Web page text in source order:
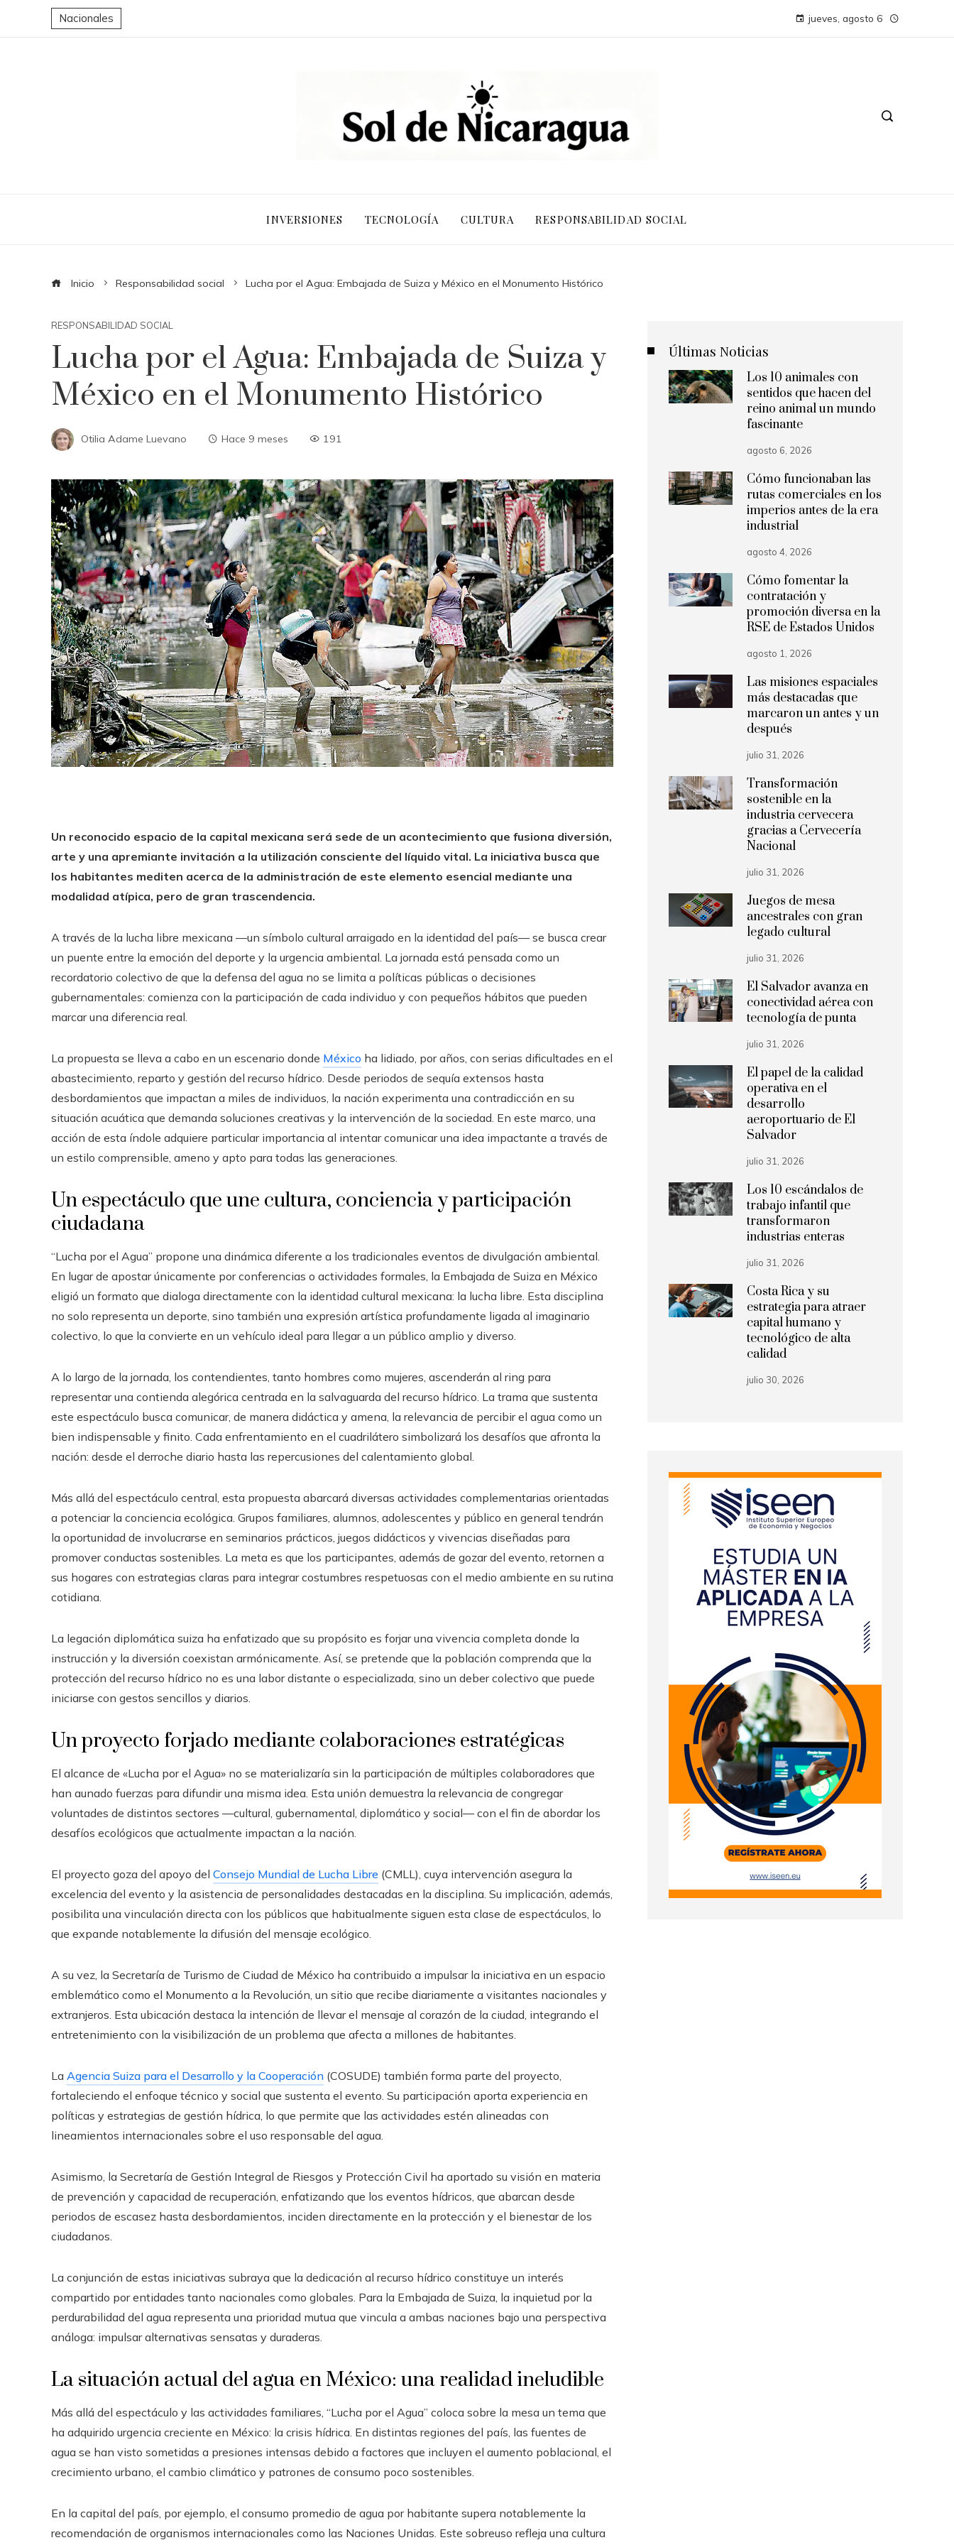
Nacionales jueves, agosto 6
INVERSIONES TECNOLOGÍA CULTURA RESPONSABILIDAD SOCIAL
Inicio Responsabilidad social Lucha por el Agua: Embajada de Suiza y México en el Monumento Histórico
RESPONSABILIDAD SOCIAL
Lucha por el Agua: Embajada de Suiza y
México en el Monumento Histórico
Otilia Adame Luevano Hace 9 meses 191
Un reconocido espacio de la capital mexicana será sede de un acontecimiento que fusiona diversión,
arte y una apremiante invitación a la utilización consciente del líquido vital. La iniciativa busca que
los habitantes mediten acerca de la administración de este elemento esencial mediante una
modalidad atípica, pero de gran trascendencia.
A través de la lucha libre mexicana —un símbolo cultural arraigado en la identidad del país— se busca crear
un puente entre la emoción del deporte y la urgencia ambiental. La jornada está pensada como un
recordatorio colectivo de que la defensa del agua no se limita a políticas públicas o decisiones
gubernamentales: comienza con la participación de cada individuo y con pequeños hábitos que pueden
marcar una diferencia real.
La propuesta se lleva a cabo en un escenario donde México ha lidiado, por años, con serias dificultades en el
abastecimiento, reparto y gestión del recurso hídrico. Desde periodos de sequía extensos hasta
desbordamientos que impactan a miles de individuos, la nación experimenta una contradicción en su
situación acuática que demanda soluciones creativas y la intervención de la sociedad. En este marco, una
acción de esta índole adquiere particular importancia al intentar comunicar una idea impactante a través de
un estilo comprensible, ameno y apto para todas las generaciones.
Un espectáculo que une cultura, conciencia y participación
ciudadana
“Lucha por el Agua” propone una dinámica diferente a los tradicionales eventos de divulgación ambiental.
En lugar de apostar únicamente por conferencias o actividades formales, la Embajada de Suiza en México
eligió un formato que dialoga directamente con la identidad cultural mexicana: la lucha libre. Esta disciplina
no solo representa un deporte, sino también una expresión artística profundamente ligada al imaginario
colectivo, lo que la convierte en un vehículo ideal para llegar a un público amplio y diverso.
A lo largo de la jornada, los contendientes, tanto hombres como mujeres, ascenderán al ring para
representar una contienda alegórica centrada en la salvaguarda del recurso hídrico. La trama que sustenta
este espectáculo busca comunicar, de manera didáctica y amena, la relevancia de percibir el agua como un
bien indispensable y finito. Cada enfrentamiento en el cuadrilátero simbolizará los desafíos que afronta la
nación: desde el derroche diario hasta las repercusiones del calentamiento global.
Más allá del espectáculo central, esta propuesta abarcará diversas actividades complementarias orientadas
a potenciar la conciencia ecológica. Grupos familiares, alumnos, adolescentes y público en general tendrán
la oportunidad de involucrarse en seminarios prácticos, juegos didácticos y vivencias diseñadas para
promover conductas sostenibles. La meta es que los participantes, además de gozar del evento, retornen a
sus hogares con estrategias claras para integrar costumbres respetuosas con el medio ambiente en su rutina
cotidiana.
La legación diplomática suiza ha enfatizado que su propósito es forjar una vivencia completa donde la
instrucción y la diversión coexistan armónicamente. Así, se pretende que la población comprenda que la
protección del recurso hídrico no es una labor distante o especializada, sino un deber colectivo que puede
iniciarse con gestos sencillos y diarios.
Un proyecto forjado mediante colaboraciones estratégicas
El alcance de «Lucha por el Agua» no se materializaría sin la participación de múltiples colaboradores que
han aunado fuerzas para difundir una misma idea. Esta unión demuestra la relevancia de congregar
voluntades de distintos sectores —cultural, gubernamental, diplomático y social— con el fin de abordar los
desafíos ecológicos que actualmente impactan a la nación.
El proyecto goza del apoyo del Consejo Mundial de Lucha Libre (CMLL), cuya intervención asegura la
excelencia del evento y la asistencia de personalidades destacadas en la disciplina. Su implicación, además,
posibilita una vinculación directa con los públicos que habitualmente siguen esta clase de espectáculos, lo
que expande notablemente la difusión del mensaje ecológico.
A su vez, la Secretaría de Turismo de Ciudad de México ha contribuido a impulsar la iniciativa en un espacio
emblemático como el Monumento a la Revolución, un sitio que recibe diariamente a visitantes nacionales y
extranjeros. Esta ubicación destaca la intención de llevar el mensaje al corazón de la ciudad, integrando el
entretenimiento con la visibilización de un problema que afecta a millones de habitantes.
La Agencia Suiza para el Desarrollo y la Cooperación (COSUDE) también forma parte del proyecto,
fortaleciendo el enfoque técnico y social que sustenta el evento. Su participación aporta experiencia en
políticas y estrategias de gestión hídrica, lo que permite que las actividades estén alineadas con
lineamientos internacionales sobre el uso responsable del agua.
Asimismo, la Secretaría de Gestión Integral de Riesgos y Protección Civil ha aportado su visión en materia
de prevención y capacidad de recuperación, enfatizando que los eventos hídricos, que abarcan desde
periodos de escasez hasta desbordamientos, inciden directamente en la protección y el bienestar de los
ciudadanos.
La conjunción de estas iniciativas subraya que la dedicación al recurso hídrico constituye un interés
compartido por entidades tanto nacionales como globales. Para la Embajada de Suiza, la inquietud por la
perdurabilidad del agua representa una prioridad mutua que vincula a ambas naciones bajo una perspectiva
análoga: impulsar alternativas sensatas y duraderas.
La situación actual del agua en México: una realidad ineludible
Más allá del espectáculo y las actividades familiares, “Lucha por el Agua” coloca sobre la mesa un tema que
ha adquirido urgencia creciente en México: la crisis hídrica. En distintas regiones del país, las fuentes de
agua se han visto sometidas a presiones intensas debido a factores que incluyen el aumento poblacional, el
crecimiento urbano, el cambio climático y patrones de consumo poco sostenibles.
En la capital del país, por ejemplo, el consumo promedio de agua por habitante supera notablemente la
recomendación de organismos internacionales como las Naciones Unidas. Este sobreuso refleja una cultura
Últimas Noticias
Los 10 animales con
sentidos que hacen del
reino animal un mundo
fascinante
agosto 6, 2026
Cómo funcionaban las
rutas comerciales en los
imperios antes de la era
industrial
agosto 4, 2026
Cómo fomentar la
contratación y
promoción diversa en la
RSE de Estados Unidos
agosto 1, 2026
Las misiones espaciales
más destacadas que
marcaron un antes y un
después
julio 31, 2026
Transformación
sostenible en la
industria cervecera
gracias a Cervecería
Nacional
julio 31, 2026
Juegos de mesa
ancestrales con gran
legado cultural
julio 31, 2026
El Salvador avanza en
conectividad aérea con
tecnología de punta
julio 31, 2026
El papel de la calidad
operativa en el
desarrollo
aeroportuario de El
Salvador
julio 31, 2026
Los 10 escándalos de
trabajo infantil que
transformaron
industrias enteras
julio 31, 2026
Costa Rica y su
estrategia para atraer
capital humano y
tecnológico de alta
calidad
julio 30, 2026